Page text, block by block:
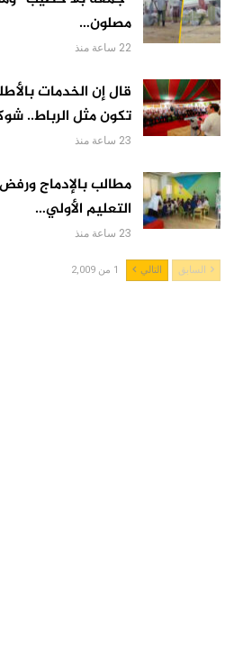
مصلون…
22 ساعة منذ
قال إن الخدمات
تكون مثل الرباط..
23 ساعة منذ
مطالب بالإدماج
التعليم الأولي…
23 ساعة منذ
السابق التالي 1 من 2,009